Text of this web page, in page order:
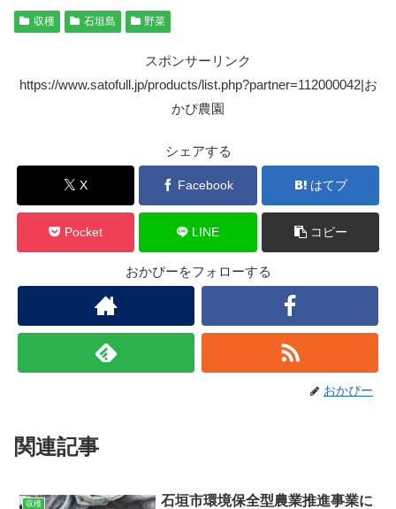
収穫 石垣島 野菜
スポンサーリンク
https://www.satofull.jp/products/list.php?partner=112000042|お
かぴ農園
シェアする
X Facebook はてブ
Pocket LINE コピー
おかぴーをフォローする
おかぴー
関連記事
収穫 石垣市環境保全型農業推進事業に